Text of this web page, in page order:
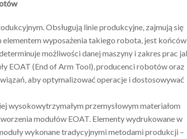
Obsługują linie produkcyjne, zajmują się
wyposażenia takiego robota, jest
możliwości danej maszyny i zakres prac
EOAT (End of Arm Tool), producenci robotów oraz
aby optymalizować operacje i dostosowywać
wysokowytrzymałym przemysłowym materiałom
modułów EOAT. Elementy wydrukowane w
wykonane tradycyjnymi metodami produkcji –